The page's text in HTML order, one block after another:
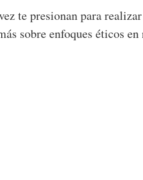
te presionan para
sobre enfoques éticos en